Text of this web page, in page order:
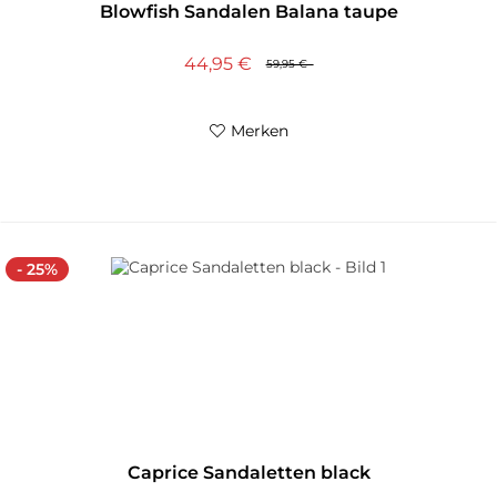
Blowfish Sandalen Balana taupe
59,95 €
44,95 €
Merken
- 25%
Caprice Sandaletten black